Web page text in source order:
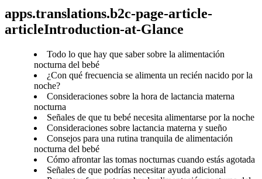
apps.translations.b2c-page-article-
articleIntroduction-at-Glance
Todo lo que hay que saber sobre la alimentación
nocturna del bebé
¿Con qué frecuencia se alimenta un recién nacido por la
noche?
Consideraciones sobre la hora de lactancia materna
nocturna
Señales de que tu bebé necesita alimentarse por la noche
Consideraciones sobre lactancia materna y sueño
Consejos para una rutina tranquila de alimentación
nocturna del bebé
Cómo afrontar las tomas nocturnas cuando estás agotada
Señales de que podrías necesitar ayuda adicional